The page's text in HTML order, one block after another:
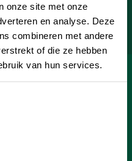
onze site met onze
en analyse. Deze
combineren met andere
of die ze hebben
van hun services.